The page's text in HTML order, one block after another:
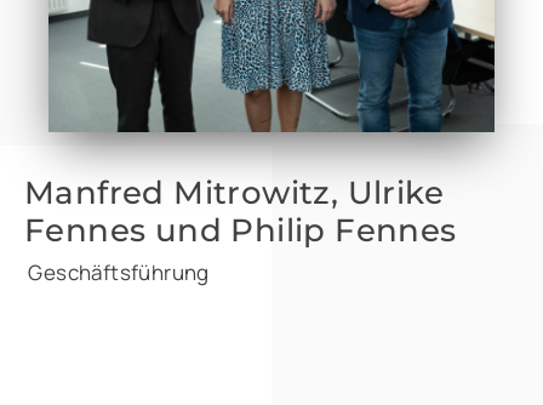
Manfred Mitrowitz, Ulrike
Fennes und Philip Fennes
Geschäftsführung